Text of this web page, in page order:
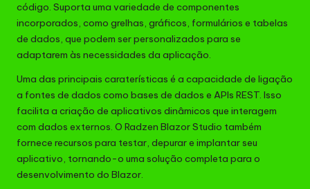
código. Suporta uma variedade de componentes
incorporados, como grelhas, gráficos, formulários e tabelas
de dados, que podem ser personalizados para se
adaptarem às necessidades da aplicação.
Uma das principais caraterísticas é a capacidade de ligação
a fontes de dados como bases de dados e APIs REST. Isso
facilita a criação de aplicativos dinâmicos que interagem
com dados externos. O Radzen Blazor Studio também
fornece recursos para testar, depurar e implantar seu
aplicativo, tornando-o uma solução completa para o
desenvolvimento do Blazor.